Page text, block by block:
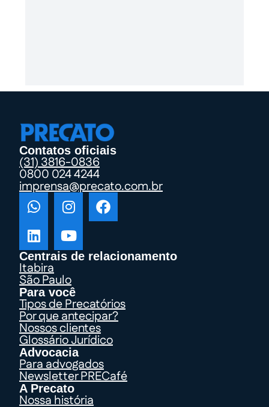
Contatos oficiais
(31) 3816-0836
0800 024 4244
imprensa@precato.com.br
Centrais de relacionamento
Itabira
São Paulo
Para você
Tipos de Precatórios
Por que antecipar?
Nossos clientes
Glossário Jurídico
Advocacia
Para advogados
Newsletter PRECafé
A Precato
Nossa história